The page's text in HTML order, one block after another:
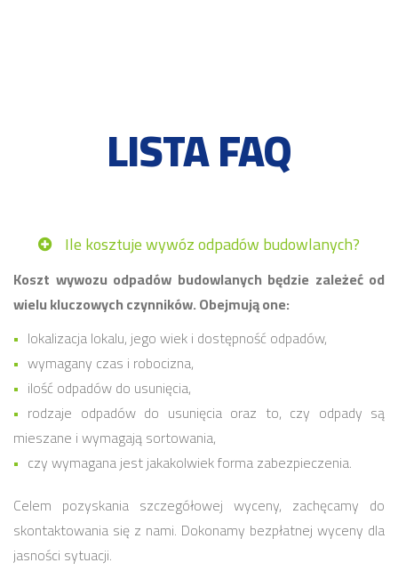
LISTA FAQ
Ile kosztuje wywóz odpadów budowlanych?
Koszt wywozu odpadów budowlanych będzie zależeć od
wielu kluczowych czynników. Obejmują one:
lokalizacja lokalu, jego wiek i dostępność odpadów,
wymagany czas i robocizna,
ilość odpadów do usunięcia,
rodzaje odpadów do usunięcia oraz to, czy odpady są
mieszane i wymagają sortowania,
czy wymagana jest jakakolwiek forma zabezpieczenia.
Celem pozyskania szczegółowej wyceny, zachęcamy do
skontaktowania się z nami. Dokonamy bezpłatnej wyceny dla
jasności sytuacji.